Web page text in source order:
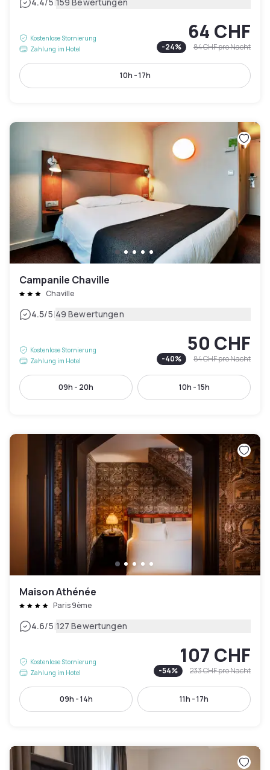
Kostenlose Stornierung
Zahlung im Hotel
64 CHF
-24% 84 CHFpro Nacht
10h - 17h
Campanile Chaville
Chaville
4.5/5|49 Bewertungen
Kostenlose Stornierung
Zahlung im Hotel
50 CHF
-40% 84 CHFpro Nacht
09h - 20h 10h - 15h
Maison Athénée
Paris 9ème
4.6/5|127 Bewertungen
Kostenlose Stornierung
Zahlung im Hotel
107 CHF
-54% 233 CHFpro Nacht
09h - 14h 11h - 17h